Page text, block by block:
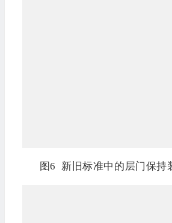
图6 新旧标准中的层门保持